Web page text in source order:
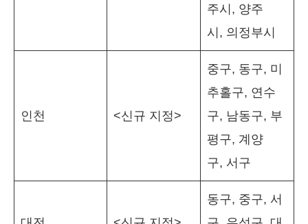
주시, 양주
시, 의정부시
인천 <신규 지정>
중구, 동구, 미
추홀구, 연수
구, 남동구, 부
평구, 계양
구, 서구
동구, 중구, 서